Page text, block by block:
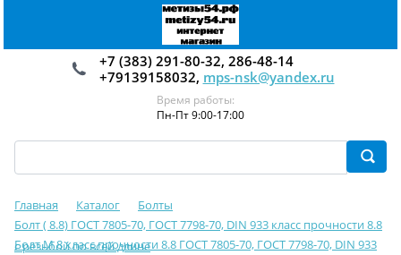
+7 (383) 291-80-32, 286-48-14
+79139158032, mps-nsk@yandex.ru
Время работы:
Пн-Пт 9:00-17:00
Главная Каталог
Болты
Болт ( 8.8) ГОСТ 7805-70, ГОСТ 7798-70, DIN 933 класс прочности 8.8
с резьбой по всей длине
Болт М 8 класс прочности 8.8 ГОСТ 7805-70, ГОСТ 7798-70, DIN 933